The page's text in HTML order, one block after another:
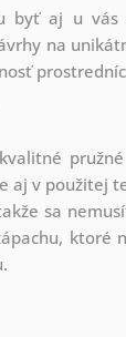
byť aj u vás
na
aj v použitej
sa
ktoré